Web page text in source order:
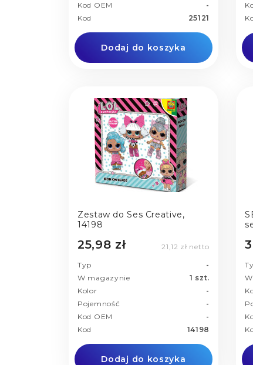
Kod OEM
-
Kod
25121
Dodaj do koszyka
Zestaw do Ses Creative,
14198
25,98 zł 21,12 zł netto
Typ
-
W magazynie
1 szt.
Kolor
-
Pojemność
-
Kod OEM
-
Kod
14198
Dodaj do koszyka